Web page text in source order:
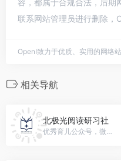
容，都属于合规合法，后期
联系网站管理员进行删除，
OpenI致力于优质、实用的网络
相关导航
北极光阅读研习社
优秀育儿公众号，微信号：superaya2016